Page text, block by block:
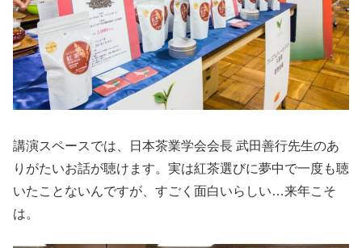
講演スペースでは、日本茶業学会会長 武田善行先生のあ
りがたいお話が聴けます。実は紅茶選びに夢中で一度も聴
いたことないんですが、すごく面白いらしい…来年こそ
は。